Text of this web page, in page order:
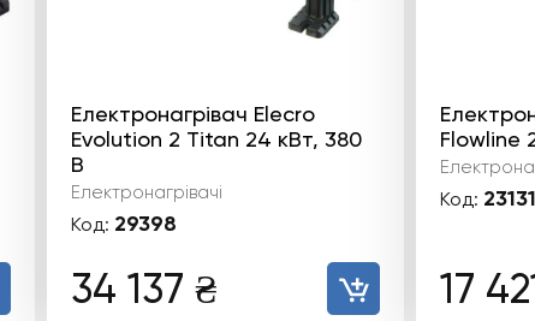
Електронагрівач Elecro
Evolution 2 Titan 24 кВт, 380
В
Електронагрівачі
Код: 29398
34 137 ₴
Flowline
Код: 23131
17